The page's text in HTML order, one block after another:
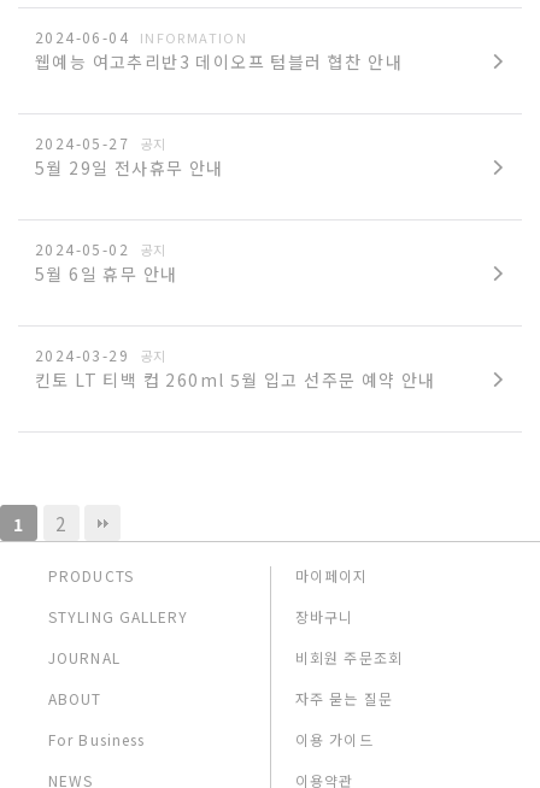
2024-06-04 INFORMATION
웹예능 여고추리반3 데이오프 텀블러 협찬 안내
2024-05-27 공지
5월 29일 전사휴무 안내
2024-05-02 공지
5월 6일 휴무 안내
2024-03-29 공지
킨토 LT 티백 컵 260ml 5월 입고 선주문 예약 안내
1 2
PRODUCTS
STYLING GALLERY
JOURNAL
ABOUT
For Business
NEWS
마이페이지
장바구니
비회원 주문조회
자주 묻는 질문
이용 가이드
이용약관